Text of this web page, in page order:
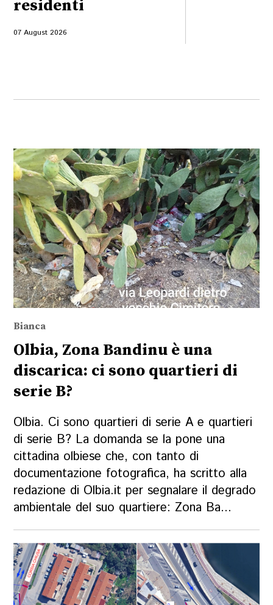
residenti
07 August 2026
Bianca
Olbia, Zona Bandinu è una
discarica: ci sono quartieri di
serie B?
Olbia. Ci sono quartieri di serie A e quartieri
di serie B? La domanda se la pone una
cittadina olbiese che, con tanto di
documentazione fotografica, ha scritto alla
redazione di Olbia.it per segnalare il degrado
ambientale del suo quartiere: Zona Ba...